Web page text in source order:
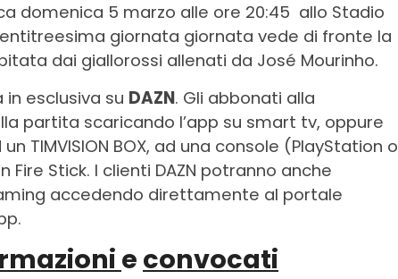
domenica 5 marzo alle ore 20:45 allo Stadio
giornata giornata vede di fronte la
dai giallorossi allenati da José Mourinho.
esclusiva su DAZN. Gli abbonati alla
partita scaricando l’app su smart tv, oppure
TIMVISION BOX, ad una console (PlayStation o
Stick. I clienti DAZN potranno anche
accedendo direttamente al portale
e convocati